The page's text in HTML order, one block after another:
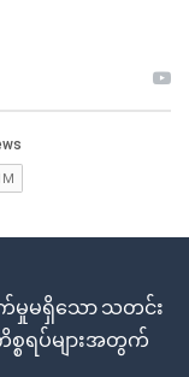
မှုမရှိသော သတင်း
စရပ်များအတွက်